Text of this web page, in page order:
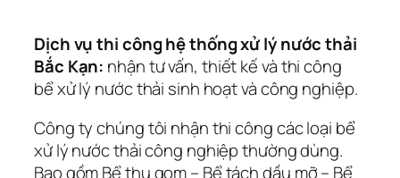
Dịch vụ thi công hệ thống xử lý nước thải
Bắc Kạn: nhận tư vấn, thiết kế và thi công
bể xử lý nước thải sinh hoạt và công nghiệp.
Công ty chúng tôi nhận thi công các loại bể
xử lý nước thải công nghiệp thường dùng.
Bao gồm Bể thu gom – Bể tách dầu mỡ – Bể